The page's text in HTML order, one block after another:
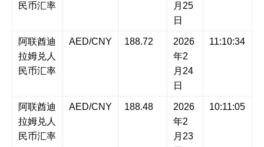
民币汇率
月25
日
阿联酋迪
拉姆兑人
民币汇率
AED/CNY 188.72
2026
年2
月24
日
11:10:34
阿联酋迪
拉姆兑人
民币汇率
AED/CNY 188.48
2026
年2
月23
10:11:05